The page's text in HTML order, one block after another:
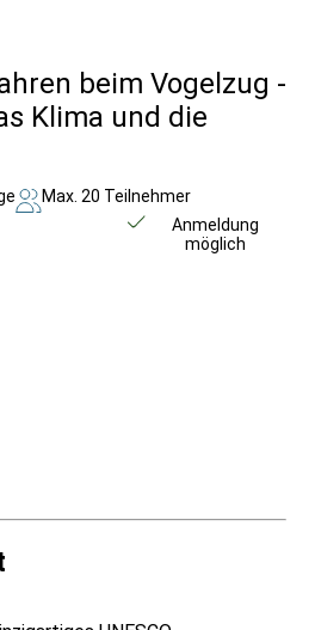
beim Vogelzug -
Klima und die
Max. 20 Teilnehmer
Anmeldung
möglich